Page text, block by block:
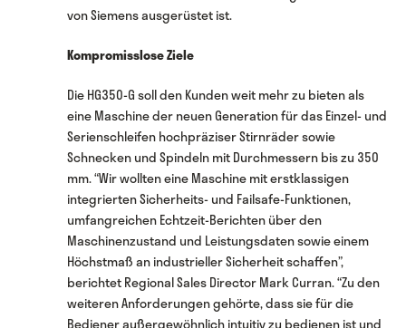
von Siemens ausgerüstet ist.
Kompromisslose Ziele
Die HG350-G soll den Kunden weit mehr zu bieten als
eine Maschine der neuen Generation für das Einzel- und
Serienschleifen hochpräziser Stirnräder sowie
Schnecken und Spindeln mit Durchmessern bis zu 350
mm. “Wir wollten eine Maschine mit erstklassigen
integrierten Sicherheits- und Failsafe-Funktionen,
umfangreichen Echtzeit-Berichten über den
Maschinenzustand und Leistungsdaten sowie einem
Höchstmaß an industrieller Sicherheit schaffen”,
berichtet Regional Sales Director Mark Curran. “Zu den
weiteren Anforderungen gehörte, dass sie für die